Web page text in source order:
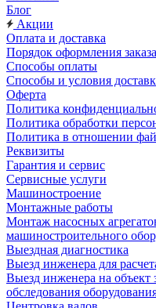
Блог
Акции
Оплата и доставка
Порядок оформления заказа
Способы оплаты
Способы и условия
Оферта
Политика
Политика обработки
Политика в отношении
Реквизиты
Гарантия и сервис
Сервисные услуги
Машиностроение
Монтажные работы
Монтаж насосных
машиностроительного
Выездная диагностика
Выезд инженера для
Выезд инженера на объект
обследования